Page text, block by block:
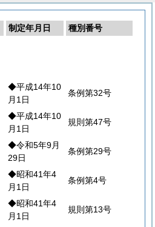
制定年月日
種別番号
◆平成14年10
月1日
条例第32号
◆平成14年10
月1日
規則第47号
◆令和5年9月
29日
条例第29号
◆昭和41年4
月1日
条例第4号
◆昭和41年4
月1日
規則第13号